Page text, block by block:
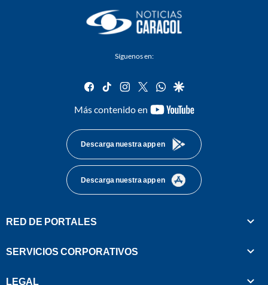
Síguenos en:
facebook
tiktok instagram
twitterwhatsapp
google
Más contenido en
youtube-
Descarga nuestra app en
Descarga nuestra app en
RED DE PORTALES
SERVICIOS CORPORATIVOS
LEGAL